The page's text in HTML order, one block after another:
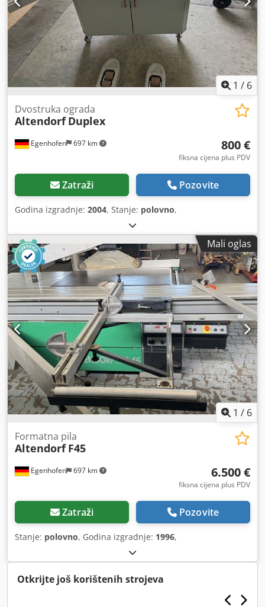
1 / 6
Egenhofen 697 km
Dvostruka ograda
Altendorf Duplex
800 €
fiksna cijena plus PDV
Zatraži Pozovite
Godina izgradnje: 2004, Stanje: polovno,
Mali oglas
1 / 6
Egenhofen 697 km
Formatna pila
Altendorf F45
6.500 €
fiksna cijena plus PDV
Zatraži Pozovite
Stanje: polovno, Godina izgradnje: 1996,
Otkrijte još korištenih strojeva